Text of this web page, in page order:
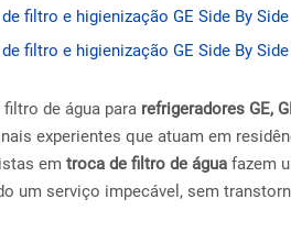
filtro e higienização GE Side By
filtro e higienização GE Side By
filtro de água para refrigeradores GE,
experientes que atuam em
em troca de filtro de água fazem
um serviço impecável, sem